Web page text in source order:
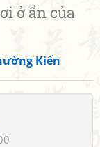
ở ẩn của
Kiến